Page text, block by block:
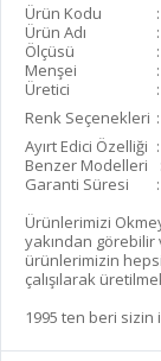
Ürün Kodu :
Ürün Adı
:
Ölçüsü
:
Menşei
:
Üretici
:
Renk Seçenekleri :
Ayırt Edici Özelliği :
Benzer Modelleri
Garanti Süresi
:
Ürünlerimizi
yakından
ürünlerimizin
çalışılarak
1995 ten beri sizin